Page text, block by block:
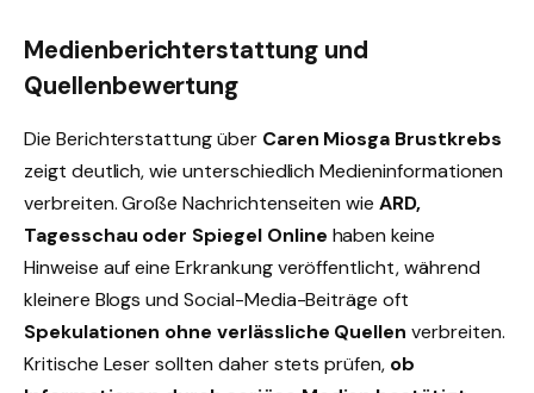
Medienberichterstattung und
Quellenbewertung
Die Berichterstattung über Caren Miosga Brustkrebs
zeigt deutlich, wie unterschiedlich Medieninformationen
verbreiten. Große Nachrichtenseiten wieARD,
Tagesschau oder Spiegel Online haben keine
Hinweise auf eine Erkrankung veröffentlicht, während
kleinere Blogs und Social-Media-Beiträge oft
Spekulationen ohne verlässliche Quellen verbreiten.
Kritische Leser sollten daher stets prüfen, ob